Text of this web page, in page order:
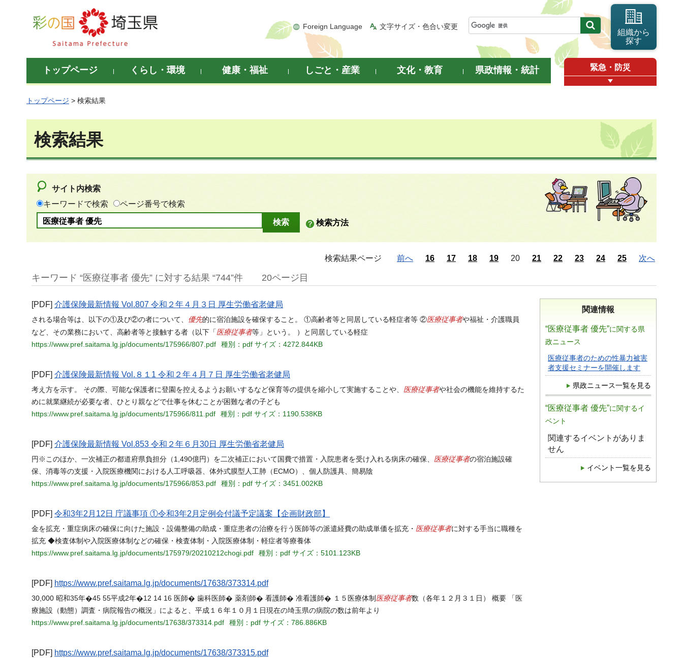
彩の国 埼玉県
Foreign Language 文字サイズ・色合い変更
組織から
探す
トップページ くらし・環境 健康・福祉 しごと・産業 文化・教育 県政情報・統計 緊急・防災
トップページ > 検索結果
検索結果
サイト内検索
キーワードで検索
ページ番号で検索
検索方法
検索結果ページ 前へ 16 17 18 19 20 21 22 23 24 25 次へ
キーワード “医療従事者 優先” に対する結果 “744”件 20ページ目
関連情報
“医療従事者 優先”に関する県
政ニュース
医療従事者のための性暴力被害
者支援セミナーを開催します
県政ニュース一覧を見る
“医療従事者 優先”に関するイ
ベント
関連するイベントがありま
せん
イベント一覧を見る
[PDF] 介護保険最新情報 Vol.807 令和２年４月３日 厚生労働省老健局
される場合等は、以下の①及び②の者について、 優先的に宿泊施設を確保すること。 ①高齢者等と同居している軽症者等 ②医療従事者や福祉・介護職員
など、その業務において、高齢者等と接触する者（以下「 医療従事者等」という。 ）と同居している軽症
https://www.pref.saitama.lg.jp/documents/175966/807.pdf
種別：pdf サイズ：4272.844KB
[PDF] 介護保険最新情報 Vol.８１1 令和２年４月７日 厚生労働省老健局
考え方を示す。 その際、可能な保護者に登園を控えるようお願いするなど保育等の提供を縮小して実施することや、 医療従事者や社会の機能を維持するた
めに就業継続が必要な者、ひとり親などで仕事を休むことが困難な者の子ども
https://www.pref.saitama.lg.jp/documents/175966/811.pdf
種別：pdf サイズ：1190.538KB
[PDF] 介護保険最新情報 Vol.853 令和２年６月30日 厚生労働省老健局
円※このほか、一次補正の都道府県負担分（1,490億円）を二次補正において国費で措置・入院患者を受け入れる病床の確保、 医療従事者の宿泊施設確
保、消毒等の支援・入院医療機関における人工呼吸器、体外式膜型人工肺（ECMO）、個人防護具、簡易陰
https://www.pref.saitama.lg.jp/documents/175966/853.pdf
種別：pdf サイズ：3451.002KB
[PDF] 令和3年2月12日 庁議事項 ①令和3年2月定例会付議予定議案【企画財政部】
金を拡充・重症病床の確保に向けた施設・設備整備の助成・重症患者の治療を行う医師等の派遣経費の助成単価を拡充・ 医療従事者に対する手当に職種を
拡充 ◆検査体制や入院医療体制などの確保・検査体制・入院医療体制・軽症者等療養体
https://www.pref.saitama.lg.jp/documents/175979/20210212chogi.pdf
種別：pdf サイズ：5101.123KB
[PDF] https://www.pref.saitama.lg.jp/documents/17638/373314.pdf
30,000 昭和35年�45 55平成2年�12 14 16 医師� 歯科医師� 薬剤師� 看護師� 准看護師� １５医療体制 医療従事者数（各年１２月３１日） 概要 「医
療施設（動態）調査・病院報告の概況」によると、平成１６年１０月１日現在の埼玉県の病院の数は前年より
https://www.pref.saitama.lg.jp/documents/17638/373314.pdf
種別：pdf サイズ：786.886KB
[PDF] https://www.pref.saitama.lg.jp/documents/17638/373315.pdf